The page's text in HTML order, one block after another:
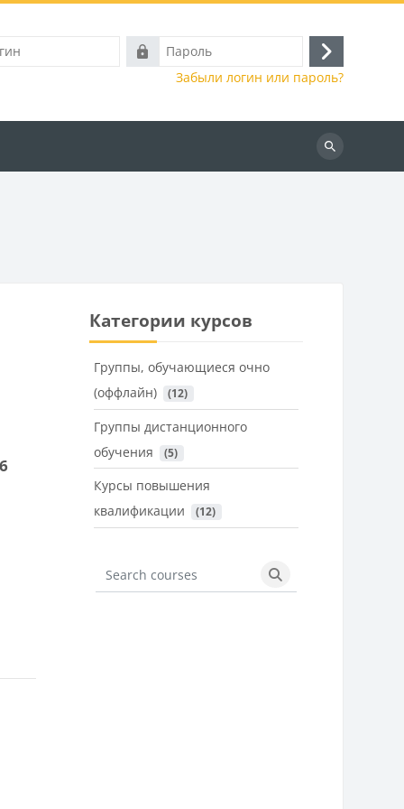
Пароль
Вход
Забыли логин или пароль?
Поиск
Категории курсов
Группы, обучающиеся очно
(оффлайн)
(12)
Группы дистанционного
обучения
(5)
Курсы повышения
квалификации
(12)
Search courses
Search courses